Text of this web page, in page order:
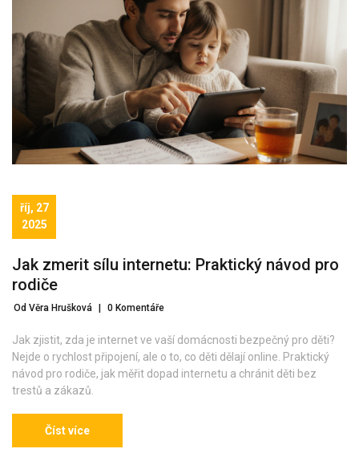
říj, 27
2025
Jak zmerit sílu internetu: Praktický návod pro
rodiče
Od Věra Hrušková | 0 Komentáře
Jak zjistit, zda je internet ve vaší domácnosti bezpečný pro děti?
Nejde o rychlost připojení, ale o to, co děti dělají online. Praktický
návod pro rodiče, jak měřit dopad internetu a chránit děti bez
trestů a zákazů.
Číst více